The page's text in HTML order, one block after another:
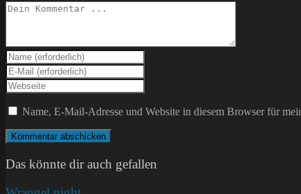
Kommentieren
Gib
deinen
Namen
oder
Benutzernamen
zum
Kommentieren
ein
Gib
deine
E-
Mail-
Adresse
zum
Kommentieren
Gib
deine
Website-
ein
(optional)
Name, E-Mail-Adresse und Website in diesem Browser für
Das könnte dir auch gefallen